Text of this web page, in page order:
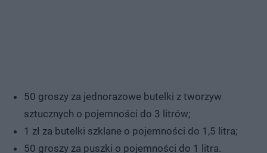
50 groszy za jednorazowe butelki z tworzyw
sztucznych o pojemności do 3 litrów;
1 zł za butelki szklane o pojemności do 1,5 litra;
50 groszy za puszki o pojemności do 1 litra.